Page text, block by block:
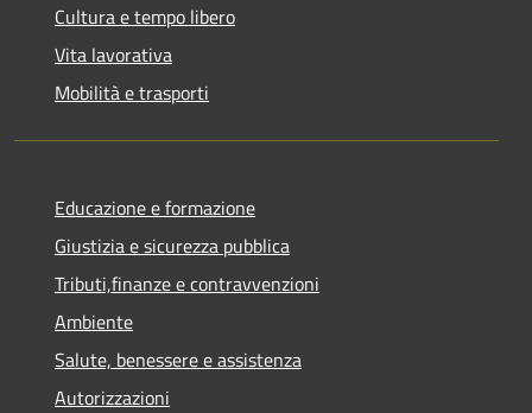
Cultura e tempo libero
Vita lavorativa
Mobilità e trasporti
Educazione e formazione
Giustizia e sicurezza pubblica
Tributi,finanze e contravvenzioni
Ambiente
Salute, benessere e assistenza
Autorizzazioni